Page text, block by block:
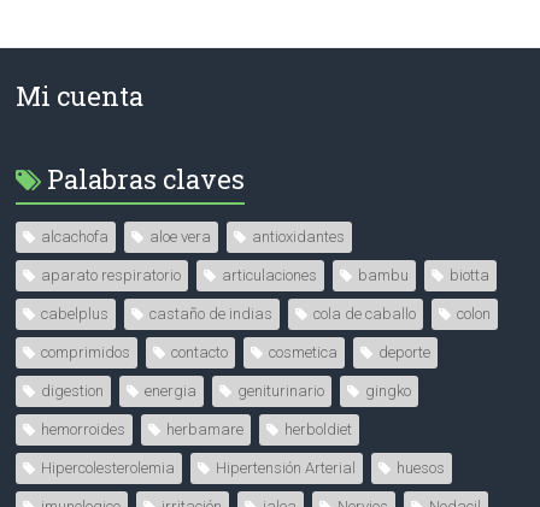
Mi cuenta
Palabras claves
alcachofa aloe vera antioxidantes
aparato respiratorio articulaciones bambu biotta
cabelplus castaño de indias cola de caballo colon
comprimidos contacto cosmetica deporte
digestion energia geniturinario gingko
hemorroides herbamare herboldiet
Hipercolesterolemia Hipertensión Arterial huesos